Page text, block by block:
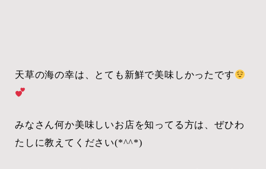
天草の海の幸は、とても新鮮で美味しかったです
みなさん何か美味しいお店を知ってる方は、ぜひわ
たしに教えてください(*^^*)